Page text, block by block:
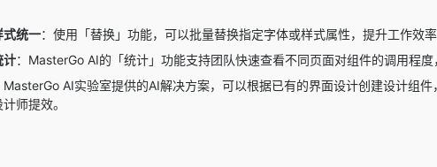
式统一：使用「替换」功能，可以批量替换指定字体或样式属性，提升工作效
计：MasterGo AI的「统计」功能支持团队快速查看不同页面对组件的调用程度
MasterGo AI实验室提供的AI解决方案，可以根据已有的界面设计创建设计组
师提效。